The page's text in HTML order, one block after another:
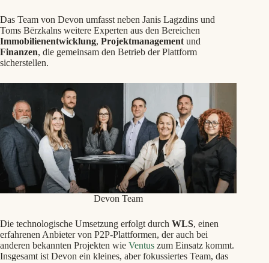
Das Team von Devon umfasst neben Janis Lagzdins und
Toms Bērzkalns weitere Experten aus den Bereichen
Immobilienentwicklung, Projektmanagement und
Finanzen, die gemeinsam den Betrieb der Plattform
sicherstellen.
Devon Team
Die technologische Umsetzung erfolgt durch WLS, einen
erfahrenen Anbieter von P2P-Plattformen, der auch bei
anderen bekannten Projekten wie Ventus zum Einsatz kommt.
Insgesamt ist Devon ein kleines, aber fokussiertes Team, das